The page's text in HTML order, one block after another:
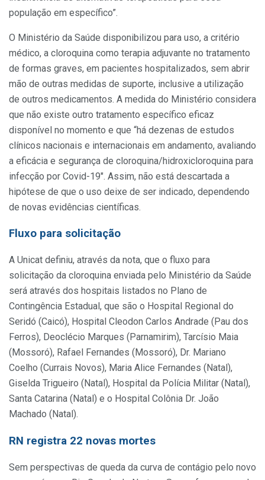
população em específico”.
O Ministério da Saúde disponibilizou para uso, a critério
médico, a cloroquina como terapia adjuvante no tratamento
de formas graves, em pacientes hospitalizados, sem abrir
mão de outras medidas de suporte, inclusive a utilização
de outros medicamentos. A medida do Ministério considera
que não existe outro tratamento específico eficaz
disponível no momento e que “há dezenas de estudos
clínicos nacionais e internacionais em andamento, avaliando
a eficácia e segurança de cloroquina/hidroxicloroquina para
infecção por Covid-19″. Assim, não está descartada a
hipótese de que o uso deixe de ser indicado, dependendo
de novas evidências científicas.
Fluxo para solicitação
A Unicat definiu, através da nota, que o fluxo para
solicitação da cloroquina enviada pelo Ministério da Saúde
será através dos hospitais listados no Plano de
Contingência Estadual, que são o Hospital Regional do
Seridó (Caicó), Hospital Cleodon Carlos Andrade (Pau dos
Ferros), Deoclécio Marques (Parnamirim), Tarcísio Maia
(Mossoró), Rafael Fernandes (Mossoró), Dr. Mariano
Coelho (Currais Novos), Maria Alice Fernandes (Natal),
Giselda Trigueiro (Natal), Hospital da Polícia Militar (Natal),
Santa Catarina (Natal) e o Hospital Colônia Dr. João
Machado (Natal).
RN registra 22 novas mortes
Sem perspectivas de queda da curva de contágio pelo novo